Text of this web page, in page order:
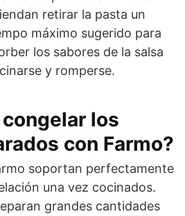
retirar la pasta un
máximo sugerido para
los sabores de la salsa
y romperse.
los
con Farmo?
soportan perfectamente
una vez cocinados.
grandes cantidades